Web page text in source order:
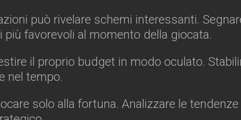
può rivelare schemi interessanti.
favorevoli al momento della giocata.
il proprio budget in modo oculato.
nel tempo.
solo alla fortuna. Analizzare le